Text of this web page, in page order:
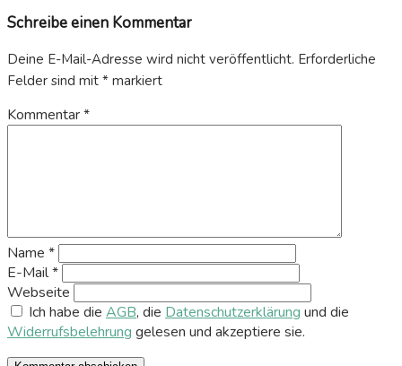
Schreibe einen Kommentar
Deine E-Mail-Adresse wird nicht veröffentlicht. Erforderliche
Felder sind mit * markiert
Kommentar*
Name *
E-Mail*
Webseite
Ich habe die AGB, die Datenschutzerklärung und die
Widerrufsbelehrung gelesen und akzeptiere sie.